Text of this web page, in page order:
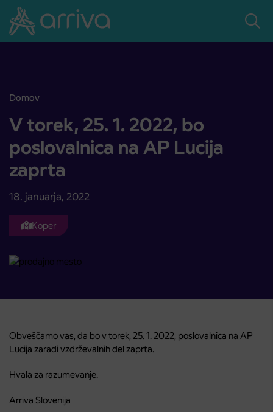
Skoči na vsebino
Domov
V torek, 25. 1. 2022, bo poslovalnica na AP Lucija zaprta
V torek, 25. 1. 2022, bo
poslovalnica na AP Lucija
zaprta
18. januarja, 2022
Koper
Obveščamo vas, da bo v torek, 25. 1. 2022, poslovalnica na AP
Lucija zaradi vzdrževalnih del zaprta.
Hvala za razumevanje.
Arriva Slovenija